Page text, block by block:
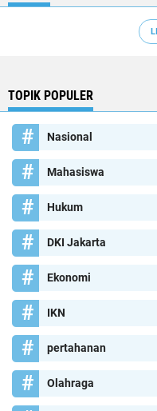
TOPIK POPULER
Nasional
Mahasiswa
Hukum
DKI Jakarta
Ekonomi
IKN
pertahanan
Olahraga